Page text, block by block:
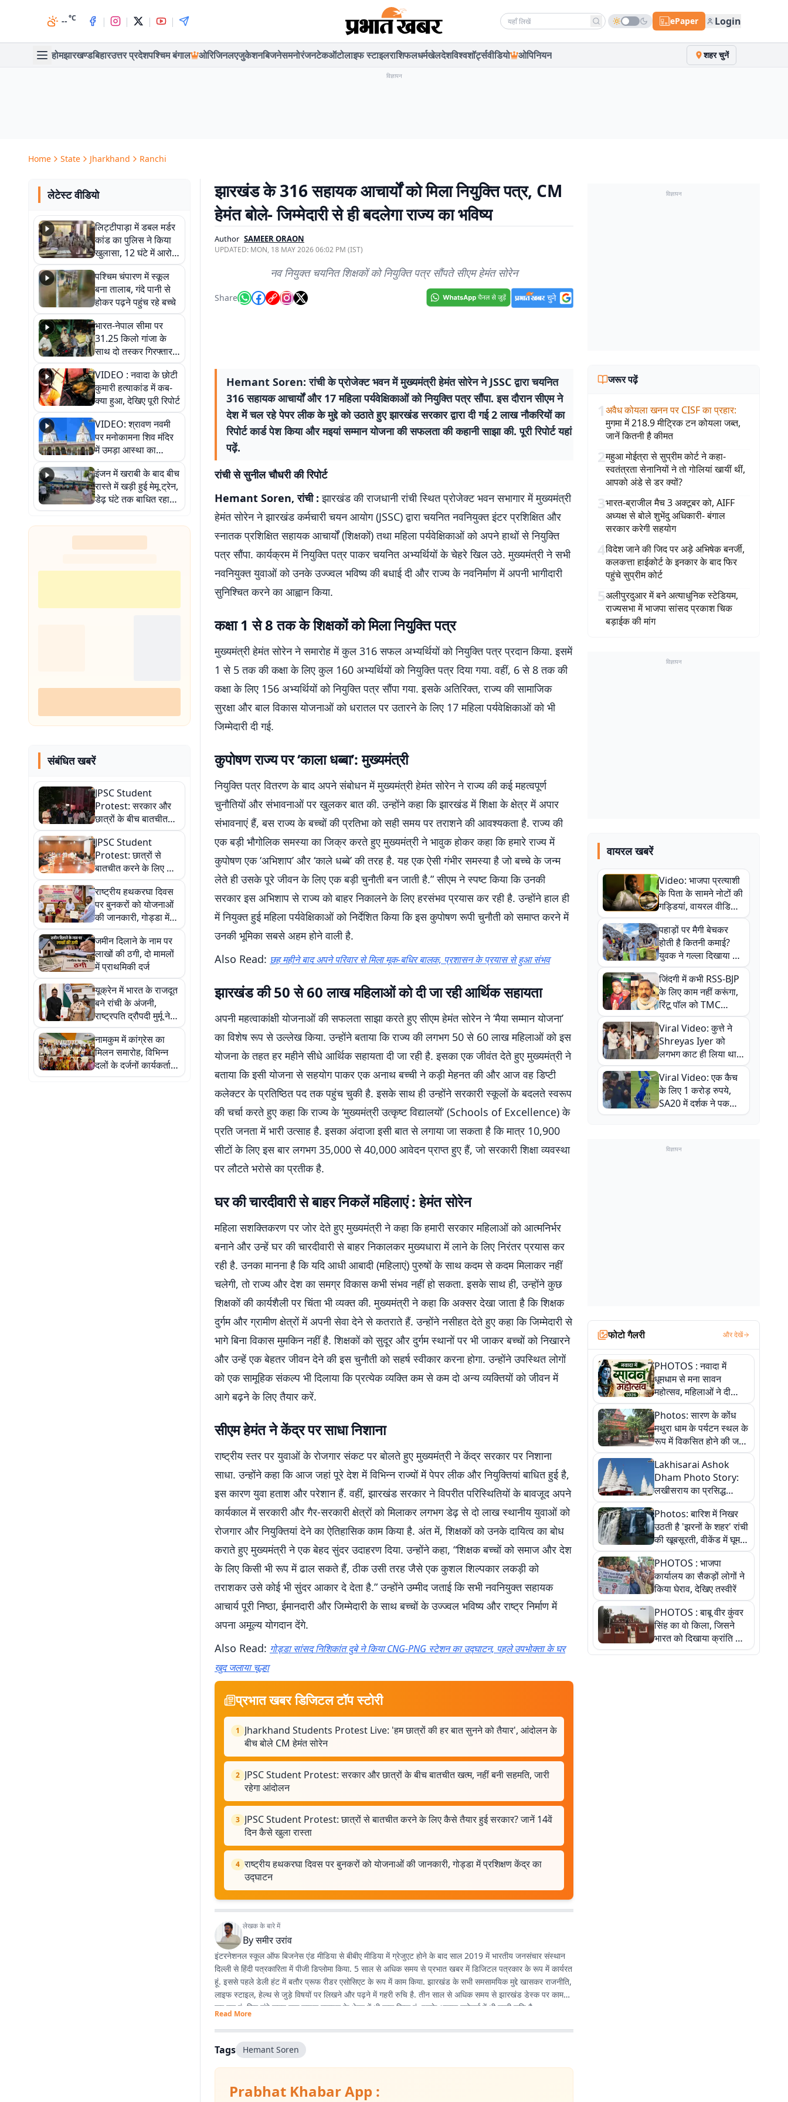
--°C | | | | Search news ePaper Login
होमझारखण्डबिहारउत्तर प्रदेशपश्चिम बंगाल ओरिजिनलएजुकेशनबिजनेसमनोरंजनटेकऑटोलाइफ स्टाइलराशिफलधर्मखेलदेशविश्वशॉर्ट्सवीडियो ओपिनियन शहर चुनें
विज्ञापन
Home State Jharkhand Ranchi
लेटेस्ट वीडियो
लिट्टीपाड़ा में डबल मर्डर
कांड का पुलिस ने किया
खुलासा, 12 घंटे में आरोपी
गिरफ्तार
पश्चिम चंपारण में स्कूल
बना तालाब, गंदे पानी से
होकर पढ़ने पहुंच रहे बच्चे
भारत-नेपाल सीमा पर
31.25 किलो गांजा के
साथ दो तस्कर गिरफ्तार,
नेपाली नंबर की बाइक
जब्त
VIDEO : नवादा के छोटी
कुमारी हत्याकांड में कब-
क्या हुआ, देखिए पूरी रिपोर्ट
VIDEO: श्रावण नवमी
पर मनोकामना शिव मंदिर
में उमड़ा आस्था का
सैलाब, हर-हर महादेव के
जयघोष से गूंजा परिसर
इंजन में खराबी के बाद बीच
रास्ते में खड़ी हुई मेमू ट्रेन,
डेढ़ घंटे तक बाधित रहा
आवागमन
संबंधित खबरें
JPSC Student
Protest: सरकार और
छात्रों के बीच बातचीत
खत्म, नहीं बनी सहमति,
जारी रहेगा आंदोलन
JPSC Student
Protest: छात्रों से
बातचीत करने के लिए कैसे
तैयार हुई सरकार? जानें
14वें दिन कैसे खुला रास्ता
राष्ट्रीय हथकरघा दिवस
पर बुनकरों को योजनाओं
की जानकारी, गोड्डा में
प्रशिक्षण केंद्र का
उद्घाटन
जमीन दिलाने के नाम पर
लाखों की ठगी, दो मामलों
में प्राथमिकी दर्ज
यूक्रेन में भारत के राजदूत
बने रांची के अंजनी,
राष्ट्रपति द्रौपदी मुर्मू ने
सौंपा नियुक्ति पत्र
नामकुम में कांग्रेस का
मिलन समारोह, विभिन्न
दलों के दर्जनों कार्यकर्ता
पार्टी में शामिल
झारखंड के 316 सहायक आचार्यों को मिला नियुक्ति पत्र, CM
हेमंत बोले- जिम्मेदारी से ही बदलेगा राज्य का भविष्य
Author SAMEER ORAON
UPDATED: MON, 18 MAY 2026 06:02 PM (IST)
नव नियुक्त चयनित शिक्षकों को नियुक्ति पत्र सौंपते सीएम हेमंत सोरेन
Share
Hemant Soren: रांची के प्रोजेक्ट भवन में मुख्यमंत्री हेमंत सोरेन ने JSSC द्वारा चयनित
316 सहायक आचार्यों और 17 महिला पर्यवेक्षिकाओं को नियुक्ति पत्र सौंपा. इस दौरान सीएम ने
देश में चल रहे पेपर लीक के मुद्दे को उठाते हुए झारखंड सरकार द्वारा दी गई 2 लाख नौकरियों का
रिपोर्ट कार्ड पेश किया और मइयां सम्मान योजना की सफलता की कहानी साझा की. पूरी रिपोर्ट यहां
पढ़ें.
रांची से सुनील चौधरी की रिपोर्ट
Hemant Soren, रांची :झारखंड की राजधानी रांची स्थित प्रोजेक्ट भवन सभागार में मुख्यमंत्री
हेमंत सोरेन ने झारखंड कर्मचारी चयन आयोग (JSSC) द्वारा चयनित नवनियुक्त इंटर प्रशिक्षित और
स्नातक प्रशिक्षित सहायक आचार्यों (शिक्षकों) तथा महिला पर्यवेक्षिकाओं को अपने हाथों से नियुक्ति
पत्र सौंपा. कार्यक्रम में नियुक्ति पत्र पाकर चयनित अभ्यर्थियों के चेहरे खिल उठे. मुख्यमंत्री ने सभी
नवनियुक्त युवाओं को उनके उज्ज्वल भविष्य की बधाई दी और राज्य के नवनिर्माण में अपनी भागीदारी
सुनिश्चित करने का आह्वान किया.
कक्षा 1 से 8 तक के शिक्षकों को मिला नियुक्ति पत्र
मुख्यमंत्री हेमंत सोरेन ने समारोह में कुल 316 सफल अभ्यर्थियों को नियुक्ति पत्र प्रदान किया. इसमें
1 से 5 तक की कक्षा के लिए कुल 160 अभ्यर्थियों को नियुक्ति पत्र दिया गया. वहीं, 6 से 8 तक की
कक्षा के लिए 156 अभ्यर्थियों को नियुक्ति पत्र सौंपा गया. इसके अतिरिक्त, राज्य की सामाजिक
सुरक्षा और बाल विकास योजनाओं को धरातल पर उतारने के लिए 17 महिला पर्यवेक्षिकाओं को भी
जिम्मेदारी दी गई.
कुपोषण राज्य पर ‘काला धब्बा’: मुख्यमंत्री
नियुक्ति पत्र वितरण के बाद अपने संबोधन में मुख्यमंत्री हेमंत सोरेन ने राज्य की कई महत्वपूर्ण
चुनौतियों और संभावनाओं पर खुलकर बात की. उन्होंने कहा कि झारखंड में शिक्षा के क्षेत्र में अपार
संभावनाएं हैं, बस राज्य के बच्चों की प्रतिभा को सही समय पर तराशने की आवश्यकता है. राज्य की
एक बड़ी भौगोलिक समस्या का जिक्र करते हुए मुख्यमंत्री ने भावुक होकर कहा कि हमारे राज्य में
कुपोषण एक ‘अभिशाप’ और ‘काले धब्बे’ की तरह है. यह एक ऐसी गंभीर समस्या है जो बच्चे के जन्म
लेते ही उसके पूरे जीवन के लिए एक बड़ी चुनौती बन जाती है.” सीएम ने स्पष्ट किया कि उनकी
सरकार इस अभिशाप से राज्य को बाहर निकालने के लिए हरसंभव प्रयास कर रही है. उन्होंने हाल ही
में नियुक्त हुई महिला पर्यवेक्षिकाओं को निर्देशित किया कि इस कुपोषण रूपी चुनौती को समाप्त करने में
उनकी भूमिका सबसे अहम होने वाली है.
Also Read: छह महीने बाद अपने परिवार से मिला मूक-बधिर बालक, प्रशासन के प्रयास से हुआ संभव
झारखंड की 50 से 60 लाख महिलाओं को दी जा रही आर्थिक सहायता
अपनी महत्वाकांक्षी योजनाओं की सफलता साझा करते हुए सीएम हेमंत सोरेन ने ‘मैया सम्मान योजना’
का विशेष रूप से उल्लेख किया. उन्होंने बताया कि राज्य की लगभग 50 से 60 लाख महिलाओं को इस
योजना के तहत हर महीने सीधे आर्थिक सहायता दी जा रही है. इसका एक जीवंत देते हुए मुख्यमंत्री ने
बताया कि इसी योजना से सहयोग पाकर एक अनाथ बच्ची ने कड़ी मेहनत की और आज वह डिप्टी
कलेक्टर के प्रतिष्ठित पद तक पहुंच चुकी है. इसके साथ ही उन्होंने सरकारी स्कूलों के बदलते स्वरूप
की चर्चा करते हुए कहा कि राज्य के ‘मुख्यमंत्री उत्कृष्ट विद्यालयों’ (Schools of Excellence) के
प्रति जनता में भारी उत्साह है. इसका अंदाजा इसी बात से लगाया जा सकता है कि मात्र 10,900
सीटों के लिए इस बार लगभग 35,000 से 40,000 आवेदन प्राप्त हुए हैं, जो सरकारी शिक्षा व्यवस्था
पर लौटते भरोसे का प्रतीक है.
घर की चारदीवारी से बाहर निकलें महिलाएं : हेमंत सोरेन
महिला सशक्तिकरण पर जोर देते हुए मुख्यमंत्री ने कहा कि हमारी सरकार महिलाओं को आत्मनिर्भर
बनाने और उन्हें घर की चारदीवारी से बाहर निकालकर मुख्यधारा में लाने के लिए निरंतर प्रयास कर
रही है. उनका मानना है कि यदि आधी आबादी (महिलाएं) पुरुषों के साथ कदम से कदम मिलाकर नहीं
चलेगी, तो राज्य और देश का समग्र विकास कभी संभव नहीं हो सकता. इसके साथ ही, उन्होंने कुछ
शिक्षकों की कार्यशैली पर चिंता भी व्यक्त की. मुख्यमंत्री ने कहा कि अक्सर देखा जाता है कि शिक्षक
दुर्गम और ग्रामीण क्षेत्रों में अपनी सेवा देने से कतराते हैं. उन्होंने नसीहत देते हुए कहा कि जिम्मेदारी से
भागे बिना विकास मुमकिन नहीं है. शिक्षकों को सुदूर और दुर्गम स्थानों पर भी जाकर बच्चों को निखारने
और उन्हें एक बेहतर जीवन देने की इस चुनौती को सहर्ष स्वीकार करना होगा. उन्होंने उपस्थित लोगों
को एक सामूहिक संकल्प भी दिलाया कि प्रत्येक व्यक्ति कम से कम दो अन्य व्यक्तियों को जीवन में
आगे बढ़ने के लिए तैयार करें.
सीएम हेमंत ने केंद्र पर साधा निशाना
राष्ट्रीय स्तर पर युवाओं के रोजगार संकट पर बोलते हुए मुख्यमंत्री ने केंद्र सरकार पर निशाना
साधा. उन्होंने कहा कि आज जहां पूरे देश में विभिन्न राज्यों में पेपर लीक और नियुक्तियां बाधित हुई है,
इस कारण युवा हताश और परेशान हैं. वहीं, झारखंड सरकार ने विपरीत परिस्थितियों के बावजूद अपने
कार्यकाल में सरकारी और गैर-सरकारी क्षेत्रों को मिलाकर लगभग डेढ़ से दो लाख स्थानीय युवाओं को
रोजगार और नियुक्तियां देने का ऐतिहासिक काम किया है. अंत में, शिक्षकों को उनके दायित्व का बोध
कराते हुए मुख्यमंत्री ने एक बेहद सुंदर उदाहरण दिया. उन्होंने कहा, “शिक्षक बच्चों को समाज और देश
के लिए किसी भी रूप में ढाल सकते हैं, ठीक उसी तरह जैसे एक कुशल शिल्पकार लकड़ी को
तराशकर उसे कोई भी सुंदर आकार दे देता है.” उन्होंने उम्मीद जताई कि सभी नवनियुक्त सहायक
आचार्य पूरी निष्ठा, ईमानदारी और जिम्मेदारी के साथ बच्चों के उज्ज्वल भविष्य और राष्ट्र निर्माण में
अपना अमूल्य योगदान देंगे.
Also Read: गोड्डा सांसद निशिकांत दुबे ने किया CNG-PNG स्टेशन का उद्घाटन, पहले उपभोक्ता के घर
खुद जलाया चूल्हा
प्रभात खबर डिजिटल टॉप स्टोरी
1
Jharkhand Students Protest Live: 'हम छात्रों की हर बात सुनने को तैयार', आंदोलन के
बीच बोले CM हेमंत सोरेन
2 JPSC Student Protest: सरकार और छात्रों के बीच बातचीत खत्म, नहीं बनी सहमति, जारी
रहेगा आंदोलन
3 JPSC Student Protest: छात्रों से बातचीत करने के लिए कैसे तैयार हुई सरकार? जानें 14वें
दिन कैसे खुला रास्ता
4 राष्ट्रीय हथकरघा दिवस पर बुनकरों को योजनाओं की जानकारी, गोड्डा में प्रशिक्षण केंद्र का
उद्घाटन
लेखक के बारे में
Byसमीर उरांव
इंटरनेशनल स्कूल ऑफ बिजनेस एंड मीडिया से बीबीए मीडिया में ग्रेजुएट होने के बाद साल 2019 में भारतीय जनसंचार संस्थान
दिल्ली से हिंदी पत्रकारिता में पीजी डिप्लोमा किया. 5 साल से अधिक समय से प्रभात खबर में डिजिटल पत्रकार के रूप में कार्यरत
हूं. इससे पहले डेली हंट में बतौर प्रूफ रीडर एसोसिएट के रूप में काम किया. झारखंड के सभी समसामयिक मुद्दे खासकर राजनीति,
लाइफ स्टाइल, हेल्थ से जुड़े विषयों पर लिखने और पढ़ने में गहरी रुचि है. तीन साल से अधिक समय से झारखंड डेस्क पर काम
कर रहा हूं. फिर लंबे समय तक लाइफ स्टाइल के क्षेत्र में भी काम किया हूं. इसके अलावा स्पोर्ट्स में भी गहरी रुचि है.
Read More
Tags Hemant Soren
Prabhat Khabar App :
विज्ञापन
जरूर पढ़ें
1अवैध कोयला खनन पर CISF का प्रहार:
मुगमा में 218.9 मीट्रिक टन कोयला जब्त,
जानें कितनी है कीमत
2महुआ मोईत्रा से सुप्रीम कोर्ट ने कहा-
स्वतंत्रता सेनानियों ने तो गोलियां खायीं थीं,
आपको अंडे से डर क्यों?
3भारत-ब्राजील मैच 3 अक्टूबर को, AIFF
अध्यक्ष से बोले शुभेंदु अधिकारी- बंगाल
सरकार करेगी सहयोग
4विदेश जाने की जिद पर अड़े अभिषेक बनर्जी,
कलकत्ता हाईकोर्ट के इनकार के बाद फिर
पहुंचे सुप्रीम कोर्ट
5अलीपुरदुआर में बने अत्याधुनिक स्टेडियम,
राज्यसभा में भाजपा सांसद प्रकाश चिक
बड़ाईक की मांग
विज्ञापन
वायरल खबरें
Video: भाजपा प्रत्याशी
के पिता के सामने नोटों की
गड्डियां, वायरल वीडियो
से राजनीति में उबाल,
अजित महतो बोले- TMC
की गंदी चाल
पहाड़ों पर मैगी बेचकर
होती है कितनी कमाई?
युवक ने गल्ला दिखाया तो
नौकरी वालों के खड़े हो गए
कान
जिंदगी में कभी RSS-BJP
के लिए काम नहीं करूंगा,
रिंटू पॉल को TMC
ऑफिस में ले जाकर पीटा,
Video वायरल
Viral Video: कुत्ते ने
Shreyas Iyer को
लगभग काट ही लिया था,
न्यूजीलैंड सीरीज से पहले
बाल-बाल बचे
Viral Video: एक कैच
के लिए 1 करोड़ रुपये,
SA20 में दर्शक ने पकड़ा
एक हाथ से गजब का कैच
विज्ञापन
फोटो गैलरी और देखें
PHOTOS : नवादा में
धूमधाम से मना सावन
महोत्सव, महिलाओं ने दी
सांस्कृतिक प्रस्तुतियां
Photos: सारण के कोंध
मथुरा धाम के पर्यटन स्थल के
रूप में विकसित होने की जगी
आस, 9 तस्वीरों में देखें पूरी
कहानी
Lakhisarai Ashok
Dham Photo Story:
लखीसराय का प्रसिद्ध
अशोक धाम—आस्था,
श्रृंगार, अनुष्ठान और
अलौकिक संध्या आरती के
विहंगम दृश्य
Photos: बारिश में निखर
उठती है 'झरनों के शहर' रांची
की खूबसूरती, वीकेंड में घूम
आएं ये 5 वादियां
PHOTOS : भाजपा
कार्यालय का सैकड़ों लोगों ने
किया घेराव, देखिए तस्वीरें
PHOTOS : बाबू वीर कुंवर
सिंह का वो किला, जिसने
भारत को दिखाया क्रांति का
रास्ता: तस्वीरों में देखिए